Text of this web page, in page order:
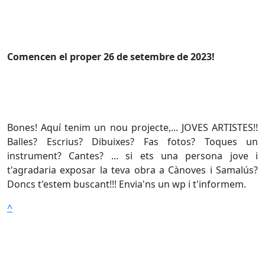
Comencen el proper 26 de setembre de 2023!
Bones! Aquí tenim un nou projecte,... JOVES ARTISTES!!
Balles? Escrius? Dibuixes? Fas fotos? Toques un
instrument? Cantes? ... si ets una persona jove i
t'agradaria exposar la teva obra a Cànoves i Samalús?
Doncs t'estem buscant!!! Envia'ns un wp i t'informem.
^